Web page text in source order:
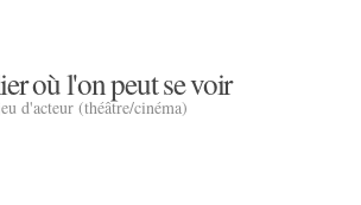
où l'on peut se voir
d'acteur (théâtre/cinéma)